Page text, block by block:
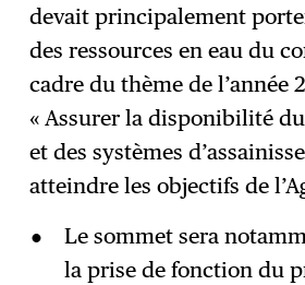
→ S'abonner
devait principalement
des ressources en eau du
cadre du thème de l’année
« Assurer la disponibilité
et des systèmes
atteindre les objectifs de
Le sommet sera
la prise de fonction du